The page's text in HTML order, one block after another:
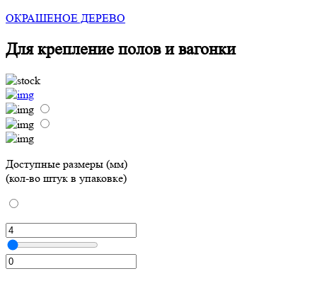
ОКРАШЕНОЕ ДЕРЕВО
Для крепление полов и вагонки
Доступные размеры (мм)
(кол-во штук в упаковке)